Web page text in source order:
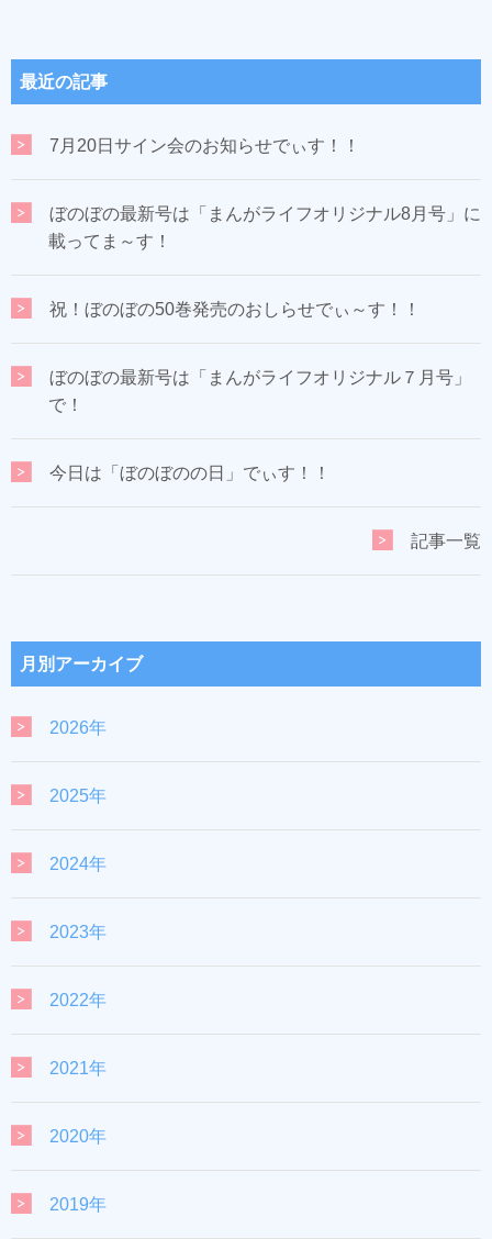
最近の記事
7月20日サイン会のお知らせでぃす！！
ぼのぼの最新号は「まんがライフオリジナル8月号」に
載ってま～す！
祝！ぼのぼの50巻発売のおしらせでぃ～す！！
ぼのぼの最新号は「まんがライフオリジナル７月号」
で！
今日は「ぼのぼのの日」でぃす！！
記事一覧
月別アーカイブ
2026年
2025年
2024年
2023年
2022年
2021年
2020年
2019年